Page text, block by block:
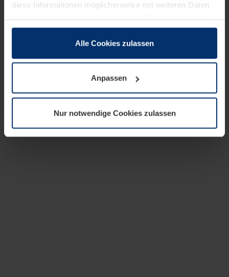
diese Informationen möglicherweise mit weiteren Daten
sie im Rahmen Ihrer Nutzung der Dienste gesammelt
wenn diese für den Betrieb dieser Seite unbedingt
notwendig sind. Für alle anderen Cookie-Typen benötigen
wir Ihre Erlaubnis. Ihre Einwilligung können Sie jederzeit
Datenschutzerklärungunserer Website ändern oder
widerrufen.
Alle Cookies zulassen
Anpassen
Nur notwendige Cookies zulassen